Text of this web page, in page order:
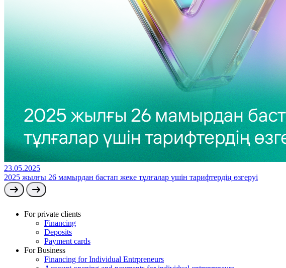
23.05.2025
2025 жылғы 26 мамырдан бастап жеке тұлғалар үшін тарифтердің өзгеруі
For private clients
Financing
Deposits
Payment cards
For Business
Financing for Individual Entrpreneurs